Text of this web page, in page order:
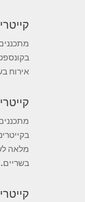
אירוח
מלאה
בשריים.